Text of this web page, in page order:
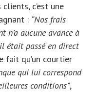
c’est une
: “Nos frais
n’a aucune avance à
était passé en direct
fait qu’un courtier
qui lui correspond
conditions”,